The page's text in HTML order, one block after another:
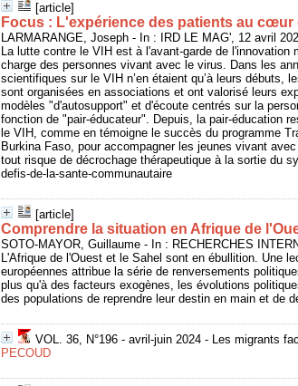
[article]
Focus : L'expérience des patients au cœur
LARMARANGE, Joseph - In : IRD LE MAG', 12 avril
La lutte contre le VIH est à l'avant-garde de l'innovation
charge des personnes vivant avec le virus. Dans les
scientifiques sur le VIH n’en étaient qu’à leurs débuts,
sont organisées en associations et ont valorisé leurs
modèles "d'autosupport" et d'écoute centrés sur la
fonction de "pair-éducateur". Depuis, la pair-éducation
le VIH, comme en témoigne le succès du programme
Burkina Faso, pour accompagner les jeunes vivant
tout risque de décrochage thérapeutique à la sortie du
defis-de-la-sante-communautaire
[article]
Comprendre la situation en Afrique de
SOTO-MAYOR, Guillaume - In : RECHERCHES
L'Afrique de l'Ouest et le Sahel sont en ébullition. Une
européennes attribue la série de renversements
plus qu'à des facteurs exogènes, les évolutions
des populations de reprendre leur destin en main et de
VOL. 36, N°196 - avril-juin 2024 - Les migrants
PECOUD